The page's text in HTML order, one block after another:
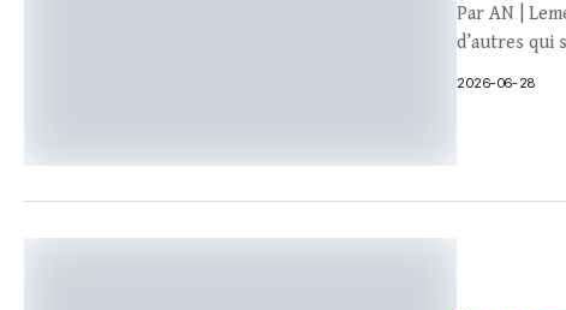
Par AN |
d’autres qui
2026-06-28